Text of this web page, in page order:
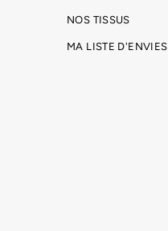
NOS TISSUS
MA LISTE D'ENVIES